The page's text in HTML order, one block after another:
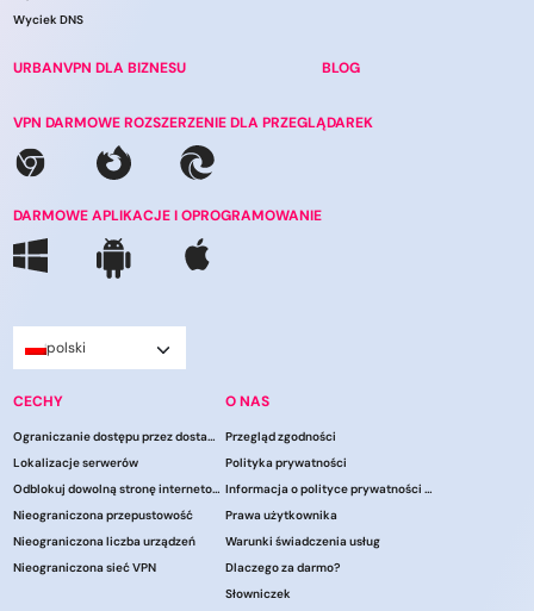
Wyciek DNS
URBANVPN DLA BIZNESU BLOG
VPN DARMOWE ROZSZERZENIE DLA PRZEGLĄDAREK
DARMOWE APLIKACJE I OPROGRAMOWANIE
polski
CECHY
Ograniczanie dostępu przez dostawców usług internetowych
Lokalizacje serwerów
Odblokuj dowolną stronę internetową
Nieograniczona przepustowość
Nieograniczona liczba urządzeń
Nieograniczona sieć VPN
O NAS
Przegląd zgodności
Polityka prywatności
Informacja o polityce prywatności CCPA
Prawa użytkownika
Warunki świadczenia usług
Dlaczego za darmo?
Słowniczek